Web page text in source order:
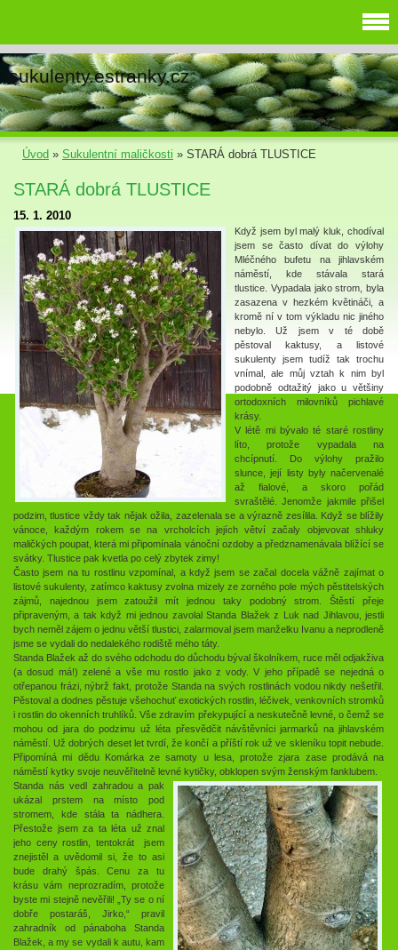
sukulenty.estranky.cz
Úvod » Sukulentní maličkosti » STARÁ dobrá TLUSTICE
STARÁ dobrá TLUSTICE
15. 1. 2010
Když jsem byl malý kluk, chodíval
jsem se často dívat do výlohy
Mléčného bufetu na jihlavském
náměstí, kde stávala stará
tlustice. Vypadala jako strom, byla
zasazena v hezkém květináči, a
kromě ní v tom výkladu nic jiného
nebylo. Už jsem v té době
pěstoval kaktusy, a listové
sukulenty jsem tudíž tak trochu
vnímal, ale můj vztah k nim byl
podobně odtažitý jako u většiny
ortodoxních milovníků pichlavé
krásy.
V létě mi bývalo té staré rostliny
líto, protože vypadala na
chcípnutí. Do výlohy pražilo
slunce, její listy byly načervenalé
až fialové, a skoro pořád
svraštělé. Jenomže jakmile přišel
podzim, tlustice vždy tak nějak ožila, zazelenala se a výrazně zesílila. Když se blížily
vánoce, každým rokem se na vrcholcích jejích větví začaly objevovat shluky
maličkých poupat, která mi připomínala vánoční ozdoby a předznamenávala blížící se
svátky. Tlustice pak kvetla po celý zbytek zimy!
Často jsem na tu rostlinu vzpomínal, a když jsem se začal docela vážně zajímat o
listové sukulenty, zatímco kaktusy zvolna mizely ze zorného pole mých pěstitelských
zájmů, najednou jsem zatoužil mít jednou taky podobný strom. Štěstí přeje
připraveným, a tak když mi jednou zavolal Standa Blažek z Luk nad Jihlavou, jestli
bych neměl zájem o jednu větší tlustici, zalarmoval jsem manželku Ivanu a neprodleně
jsme se vydali do nedalekého rodiště mého táty.
Standa Blažek až do svého odchodu do důchodu býval školníkem, ruce měl odjakživa
(a dosud má!) zelené a vše mu rostlo jako z vody. V jeho případě se nejedná o
otřepanou frázi, nýbrž fakt, protože Standa na svých rostlinách vodou nikdy nešetřil.
Pěstoval a dodnes pěstuje všehochuť exotických rostlin, léčivek, venkovních stromků
i rostlin do okenních truhlíků. Vše zdravím překypující a neskutečně levné, o čemž se
mohou od jara do podzimu už léta přesvědčit návštěvníci jarmarků na jihlavském
náměstí. Už dobrých deset let tvrdí, že končí a příští rok už ve skleníku topit nebude.
Připomíná mi dědu Komárka ze samoty u lesa, protože zjara zase prodává na
náměstí kytky svoje neuvěřitelně levné kytičky, obklopen svým ženským fanklubem.
Standa nás vedl zahradou a pak
ukázal prstem na místo pod
stromem, kde stála ta nádhera.
Přestože jsem za ta léta už znal
jeho ceny rostlin, tentokrát jsem
znejistěl a uvědomil si, že to asi
bude drahý špás. Cenu za tu
krásu vám neprozradím, protože
byste mi stejně nevěřili! „Ty se o ní
dobře postaráš, Jirko,“ pravil
zahradník od pánaboha Standa
Blažek, a my se vydali k autu, kam